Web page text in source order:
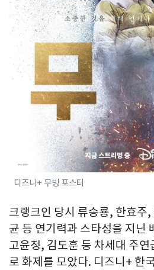
디즈니+ 무빙 포스터
크랭크인 당시 류승룡, 한효주
균 등 연기력과 스타성을 지닌
고윤정, 김도훈 등 차세대 주
로 화제를 모았다. 디즈니+ 한